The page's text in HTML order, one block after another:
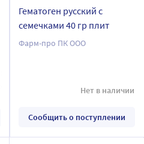
Гематоген русский с
семечками 40 гр плит
Фарм-про ПК ООО
Нет в наличии
Сообщить о поступлении